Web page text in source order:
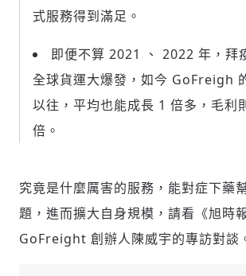
式服務得到滿足。
即便不算 2021 、 2022 年，拜
全球貨運大爆發，如今 GoFreigh
以往，平均也能成長 1 倍多，毛利
倍。
究竟是什麼厲害的服務，能對症下藥
題，進而擴大自身規模，請看《旭時
GoFreight 創辦人陳威宇的專訪對談
參與深度對談的交流原則：
運用段落闡述想法：表達觀點清楚